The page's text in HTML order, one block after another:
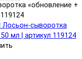
«обновление +